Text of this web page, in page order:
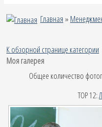
Главная »
К обзорной странице категории
Моя галерея
Общее количество
TOP 12: